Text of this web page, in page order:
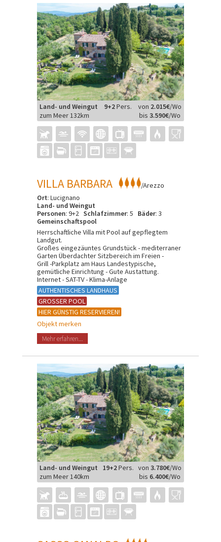
Land- und Weingut 9+2Pers. von 2.015€/Wo
bis 3.590€/Wo
zum Meer 132km
VILLA BARBARA
/Arezzo
Ort: Lucignano
Land- und Weingut
Personen: 9+2 Schlafzimmer: 5 Bäder: 3
Gemeinschaftspool
Herrschaftliche Villa mit Pool auf gepflegtem
Landgut.
Großes eingezäuntes Grundstück - mediterraner
Garten Überdachter Sitzbereich im Freien -
Grill -Parkplatz am Haus Landestypische,
gemütliche Einrichtung - Gute Austattung.
Internet - SAT-TV - Klima-Anlage
AUTHENTISCHES LANDHAUS
GROSSER POOL
HIER GÜNSTIG RESERVIEREN!
Objekt merken
Mehr erfahren...
Land- und Weingut 19+2Pers. von 3.780€/Wo
bis 6.400€/Wo
zum Meer 140km